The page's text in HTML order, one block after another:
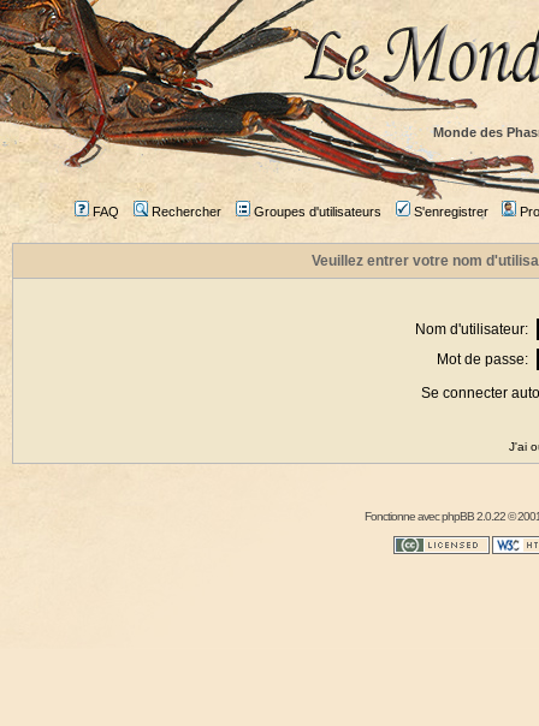
Monde des
FAQ Rechercher Groupes d'utilisateurs S'enregistrer
Veuillez entrer votre nom
Nom d'utilisateur:
Mot de passe:
Se connecter
J'ai
Fonctionne avecphpBB2.0.22 ©